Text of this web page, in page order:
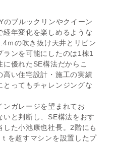
のブルックリンやクイーン
経年変化を楽しめるような
ｍの吹き抜け天井とリビン
ンを可能にしたのは1棟1
優れたSE構法だからこ
高い住宅設計・施工の実績
とってもチャレンジングな
ンガレージを望まれてお
いと判断し、SE構法をおす
た小池康也社長。2階にも
を超すマシンを設置したプ